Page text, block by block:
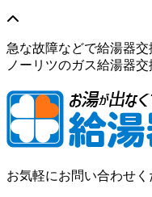
急な故障などで給湯器交
ノーリツのガス給湯器
お気軽にお問い合わせく